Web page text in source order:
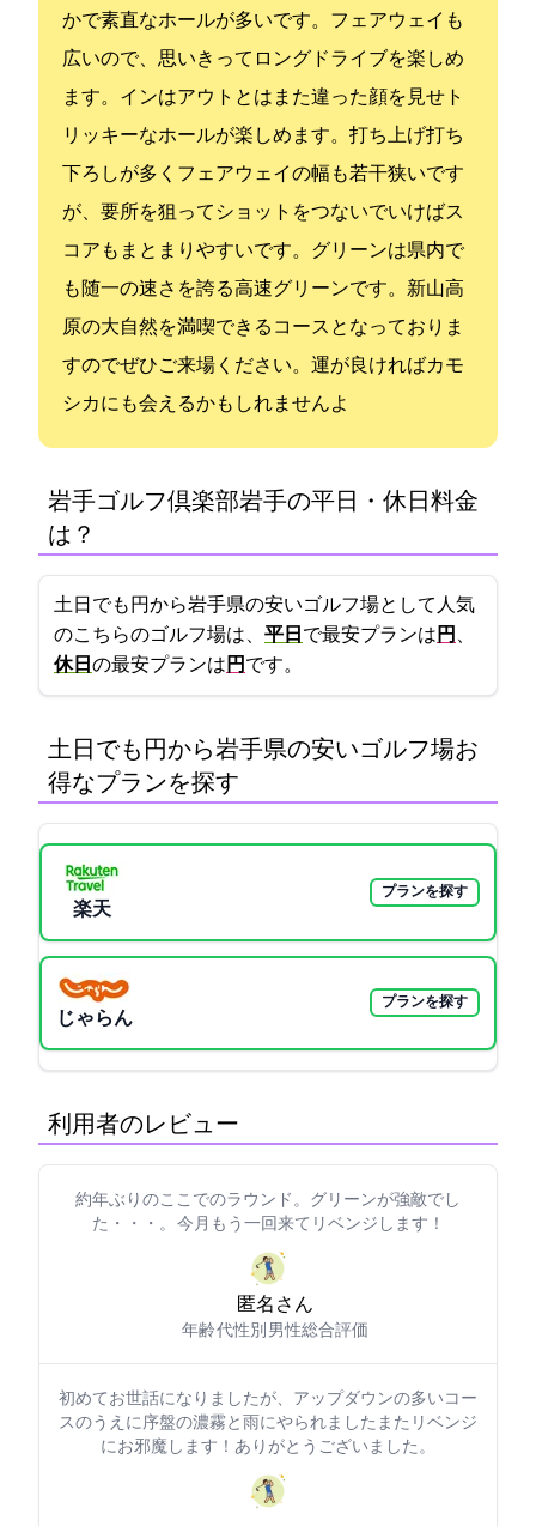
かで素直なホールが多いです。フェアウェイも
広いので、思いきってロングドライブを楽しめ
ます。インはアウトとはまた違った顔を見せト
リッキーなホールが楽しめます。打ち上げ打ち
下ろしが多くフェアウェイの幅も若干狭いです
が、要所を狙ってショットをつないでいけばス
コアもまとまりやすいです。グリーンは県内で
も随一の速さを誇る高速グリーンです。新山高
原の大自然を満喫できるコースとなっておりま
すのでぜひご来場ください。運が良ければカモ
シカにも会えるかもしれませんよ!(^^)!
岩手ゴルフ倶楽部(岩手GC)の平日・休日料金
は？
土日でも5000円から!岩手県の安いゴルフ場として人気
のこちらのゴルフ場は、 平日 で最安プランは 5853円 、
休日 の最安プランは 7354円 です。
土日でも5000円から!岩手県の安いゴルフ場:お
得なプランを探す
楽天GORA
プランを探す
じゃらん
プランを探す
利用者のレビュー
約3年ぶりのここでのラウンド。グリーンが強敵でし
た・・・。 今月もう一回来てリベンジします！
匿名さん
年齢: 50代性別: 男性総合評価: 4
初めてお世話になりましたが、アップダウンの多いコー
スのうえに序盤の濃霧と雨にやられました…またリベンジ
にお邪魔します！ありがとうございました。